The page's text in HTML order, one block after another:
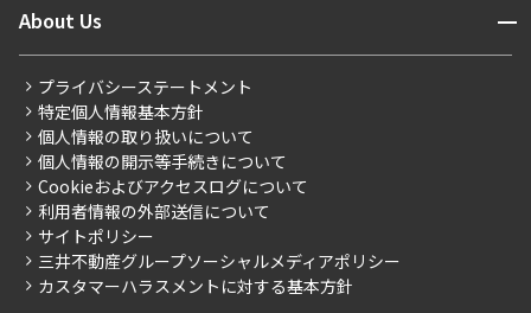
新着募集情報
こだわりから探す
こだわり一覧
プレミアムマンション
新築
当社限定（港区・渋谷区）
当社限定（港区・渋谷区以外）
三井不動産企画
住まいのコラム
会員ページ
ご入居・提携サービス
お部屋探しからご契約まで
よくあるご質問
社宅紹介
【仲介会社様向け】当社仲介事業部取り扱い物件入居申込
About Us 開閉
会社情報
事業案内
採用情報
ニュースリリース
お問い合わせ
プライバシーステートメント
特定個人情報基本方針
個人情報の取り扱いについて
個人情報の開示等手続きについて
Cookieおよびアクセスログについて
利用者情報の外部送信について
サイトポリシー
三井不動産グループソーシャルメディアポリシー
カスタマーハラスメントに対する基本方針